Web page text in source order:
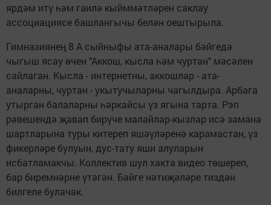
ярдәм итү һәм гаилә кыйммәтләрен саклау
ассоциациясе башлангычы белән оештырыла.
Гимназиянең 8 А сыйныфы ата-аналары бәйгедә
чыгыш ясау өчен "Аккош, кысла һәм чуртан" мәсәлен
сайлаган. Кысла - интернетны, аккошлар - ата-
аналарны, чуртан - укытучыларны чагылдыра. Арбага
утырган балаларны һәркайсы үз ягына тарта. Рэп
рәвешендә җавап бирүче малайлар-кызлар исә замана
шартларына туры китереп яшәүләренә карамастан, үз
фикерләре булуын, дус-тату яши алуларын
исбатламакчы. Коллектив шул хакта видео төшереп,
бар биремнәрне үтәгән. Бәйге нәтиҗәләре тиздән
билгеле булачак.